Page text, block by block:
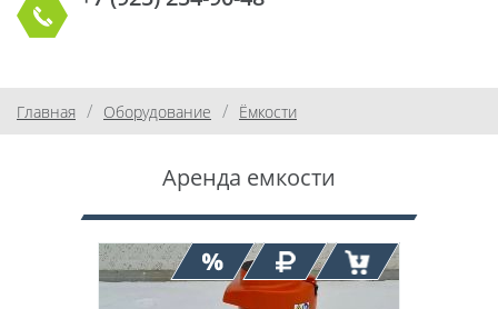
Главная / Оборудование / Ёмкости
Аренда емкости